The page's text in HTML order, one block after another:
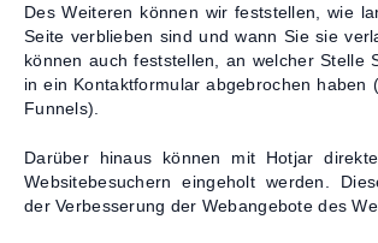
Des Weiteren können wir feststellen, wie
Seite verblieben sind und wann Sie sie
können auch feststellen, an welcher Stelle
in ein Kontaktformular abgebrochen haben
Funnels).
Darüber hinaus können mit Hotjar
Websitebesuchern eingeholt werden.
der Verbesserung der Webangebote des